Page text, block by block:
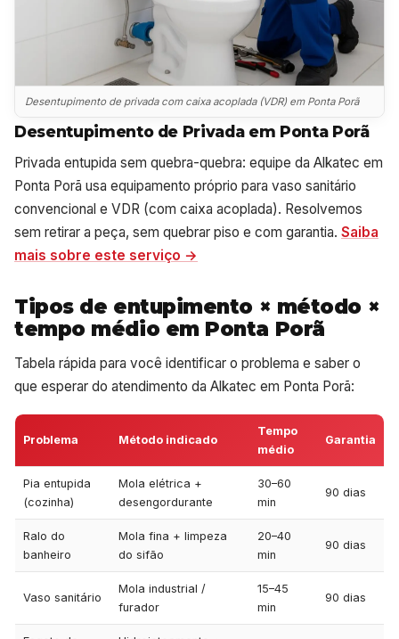
Desentupimento de privada com caixa acoplada (VDR) em Ponta Porã
Desentupimento de Privada em Ponta Porã
Privada entupida sem quebra-quebra: equipe da Alkatec em
Ponta Porã usa equipamento próprio para vaso sanitário
convencional e VDR (com caixa acoplada). Resolvemos
sem retirar a peça, sem quebrar piso e com garantia. Saiba
mais sobre este serviço →
Tipos de entupimento × método ×
tempo médio em Ponta Porã
Tabela rápida para você identificar o problema e saber o
que esperar do atendimento da Alkatec em Ponta Porã:
Problema Método indicado
Tempo
médio
Garantia
Pia entupida
(cozinha)
Mola elétrica +
desengordurante
30–60
min
90 dias
Ralo do
banheiro
Mola fina + limpeza
do sifão
20–40
min
90 dias
Vaso sanitário
Mola industrial /
furador
15–45
min
90 dias